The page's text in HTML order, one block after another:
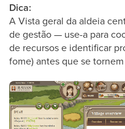
Dica:
A Vista geral da aldeia
de gestão — use-a para
de recursos e identificar
fome) antes que se